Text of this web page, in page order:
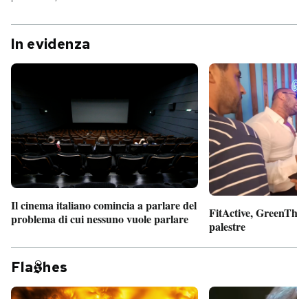
In evidenza
Il cinema italiano comincia a parlare del
problema di cui nessuno vuole parlare
FitActive,
palestre
Fla hes